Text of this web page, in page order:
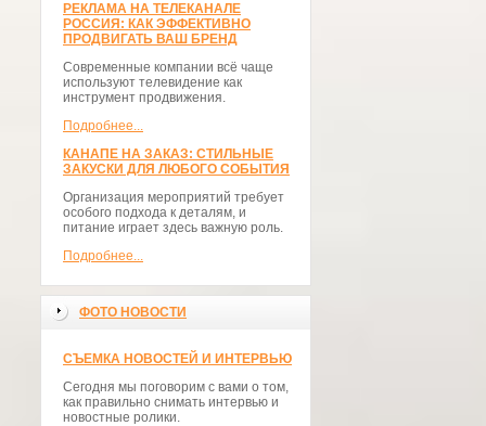
РЕКЛАМА НА ТЕЛЕКАНАЛЕ
РОССИЯ: КАК ЭФФЕКТИВНО
ПРОДВИГАТЬ ВАШ БРЕНД
Современные компании всё чаще
используют телевидение как
инструмент продвижения.
Подробнее...
КАНАПЕ НА ЗАКАЗ: СТИЛЬНЫЕ
ЗАКУСКИ ДЛЯ ЛЮБОГО СОБЫТИЯ
Организация мероприятий требует
особого подхода к деталям, и
питание играет здесь важную роль.
Подробнее...
ФОТО НОВОСТИ
СЪЕМКА НОВОСТЕЙ И ИНТЕРВЬЮ
Сегодня мы поговорим с вами о том,
как правильно снимать интервью и
новостные ролики.